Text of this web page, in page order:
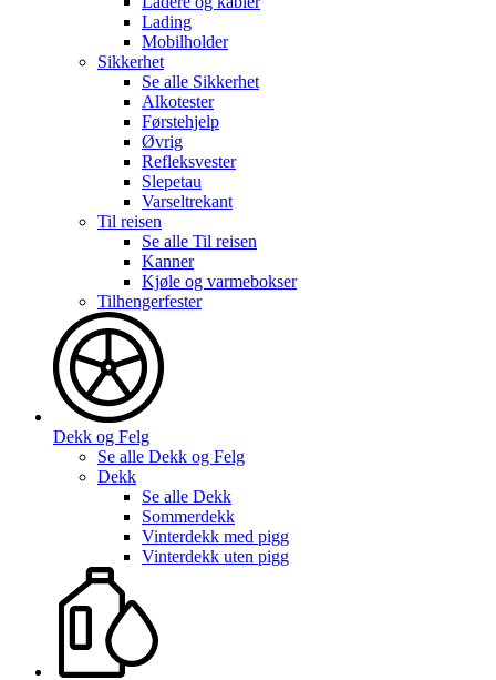
Lading
Mobilholder
Sikkerhet
Se alle Sikkerhet
Alkotester
Førstehjelp
Øvrig
Refleksvester
Slepetau
Varseltrekant
Til reisen
Se alle Til reisen
Kanner
Kjøle og varmebokser
Tilhengerfester
Dekk og Felg
Se alle Dekk og Felg
Dekk
Se alle Dekk
Sommerdekk
Vinterdekk med pigg
Vinterdekk uten pigg